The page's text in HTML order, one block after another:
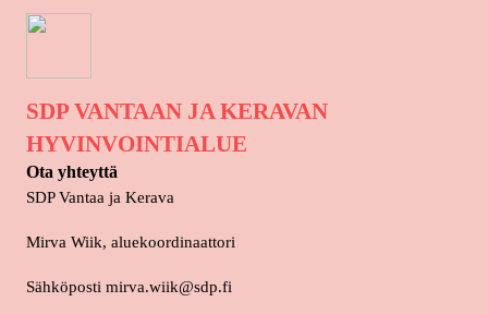
SDP VANTAAN JA KERAVAN
HYVINVOINTIALUE
Ota yhteyttä
SDP Vantaa ja Kerava
Mirva Wiik, aluekoordinaattori
Sähköposti mirva.wiik@sdp.fi